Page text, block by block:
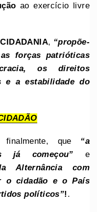
ao exercício livre
CIDADANIA, “propõe-
forças patrióticas
os direitos
e a estabilidade do
finalmente, que “a
já começou” e
Alternância com
o cidadão e o País
políticos”! .